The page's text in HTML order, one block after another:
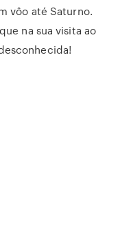
vôo até Saturno.
na sua visita ao